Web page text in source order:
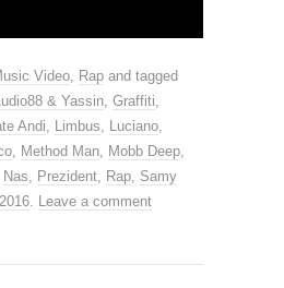
Video Rap and tagged
& Yassin Graffiti
Andi Limbus Luciano
Method Man Mobb Deep
Nas Prezident Rap Samy
Leave a comment